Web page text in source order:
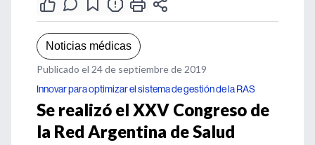
Noticias médicas
Publicado el 24 de septiembre de 2019
Innovar para optimizar el sistema de gestión de la RAS
Se realizó el XXV Congreso de
la Red Argentina de Salud